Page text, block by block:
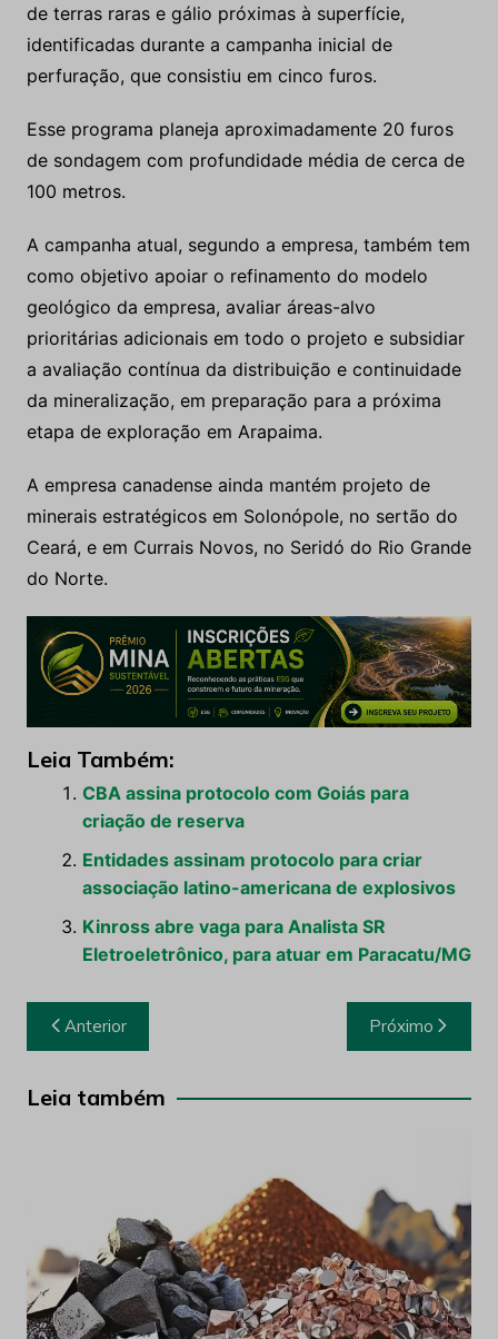
de terras raras e gálio próximas à superfície,
identificadas durante a campanha inicial de
perfuração, que consistiu em cinco furos.
Esse programa planeja aproximadamente 20 furos
de sondagem com profundidade média de cerca de
100 metros.
A campanha atual, segundo a empresa, também tem
como objetivo apoiar o refinamento do modelo
geológico da empresa, avaliar áreas-alvo
prioritárias adicionais em todo o projeto e subsidiar
a avaliação contínua da distribuição e continuidade
da mineralização, em preparação para a próxima
etapa de exploração em Arapaima.
A empresa canadense ainda mantém projeto de
minerais estratégicos em Solonópole, no sertão do
Ceará, e em Currais Novos, no Seridó do Rio Grande
do Norte.
Leia Também:
CBA assina protocolo com Goiás para
criação de reserva
Entidades assinam protocolo para criar
associação latino-americana de explosivos
Kinross abre vaga para Analista SR
Eletroeletrônico, para atuar em Paracatu/MG
Navegação
de
Post
Anterior Próximo
Leia também